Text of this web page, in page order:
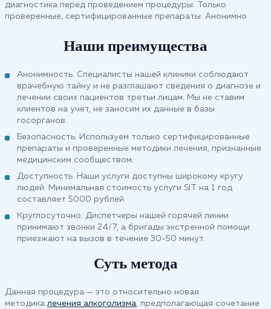
диагностика перед проведением процедуры. Только
проверенные, сертифицированные препараты. Анонимно.
Наши преимущества
Анонимность. Специалисты нашей клиники соблюдают
врачебную тайну и не разглашают сведения о диагнозе и
лечении своих пациентов третьи лицам. Мы не ставим
клиентов на учет, не заносим их данные в базы
госорганов.
Безопасность. Используем только сертифицированные
препараты и проверенные методики лечения, признанные
медицинским сообществом.
Доступность. Наши услуги доступны широкому кругу
людей. Минимальная стоимость услуги SIT на 1 год
составляет 5000 рублей.
Круглосуточно. Диспетчеры нашей горячей линии
принимают звонки 24/7, а бригады экстренной помощи
приезжают на вызов в течение 30-50 минут.
Суть метода
Данная процедура — это относительно новая
методикалечения алкоголизма, предполагающая сочетание